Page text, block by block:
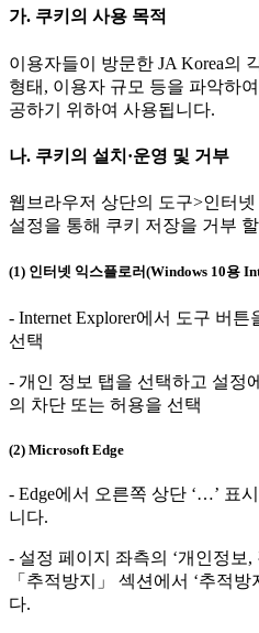
가. 쿠키의 사용 목적
이용자들이 방문한 JA Korea의
형태, 이용자 규모 등을 파악하
공하기 위하여 사용됩니다.
나. 쿠키의 설치·운영 및 거부
웹브라우저 상단의 도구>인터
설정을 통해 쿠키 저장을 거부
(1) 인터넷 익스플로러(Windows 10용
- Internet Explorer에서 도구 버
선택
- 개인 정보 탭을 선택하고 설정
의 차단 또는 허용을 선택
(2) Microsoft Edge
- Edge에서 오른쪽 상단 ‘…’ 표
니다.
- 설정 페이지 좌측의 ‘개인정보
「추적방지」 섹션에서 ‘추적
다.